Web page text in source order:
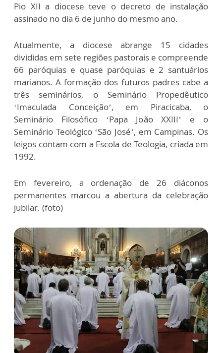
Pio XII a diocese teve o decreto de instalação
assinado no dia 6 de junho do mesmo ano.
Atualmente, a diocese abrange 15 cidades
divididas em sete regiões pastorais e compreende
66 paróquias e quase paróquias e 2 santuários
marianos. A formação dos futuros padres cabe a
três seminários, o Seminário Propedêutico
‘Imaculada Conceição’, em Piracicaba, o
Seminário Filosófico ‘Papa João XXIII’ e o
Seminário Teológico ‘São José’, em Campinas. Os
leigos contam com a Escola de Teologia, criada em
1992.
Em fevereiro, a ordenação de 26 diáconos
permanentes marcou a abertura da celebração
jubilar. (foto)